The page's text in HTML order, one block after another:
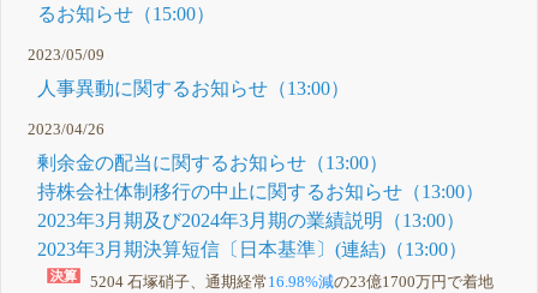
るお知らせ（15:00）
2023/05/09
人事異動に関するお知らせ（13:00）
2023/04/26
剰余金の配当に関するお知らせ（13:00）
持株会社体制移行の中止に関するお知らせ（13:00）
2023年3月期及び2024年3月期の業績説明（13:00）
2023年3月期決算短信〔日本基準〕(連結)（13:00）
5204 石塚硝子、通期経常16.98%減の23億1700万円で着地